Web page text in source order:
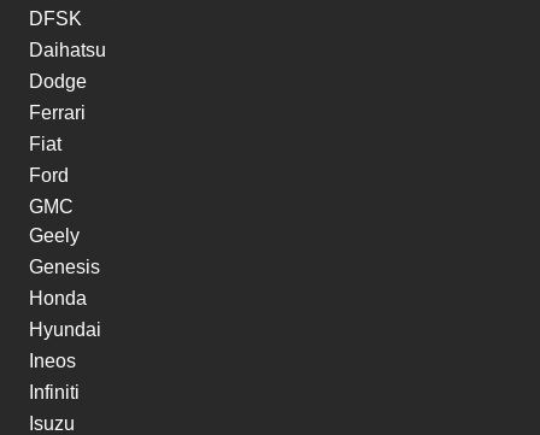
DFSK
Daihatsu
Dodge
Ferrari
Fiat
Ford
GMC
Geely
Genesis
Honda
Hyundai
Ineos
Infiniti
Isuzu